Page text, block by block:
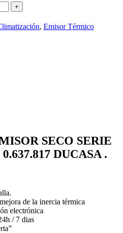
, Emisor Térmico
SECO SERIE
DUCASA .
de la inercia térmica
electrónica
/ 7 dias